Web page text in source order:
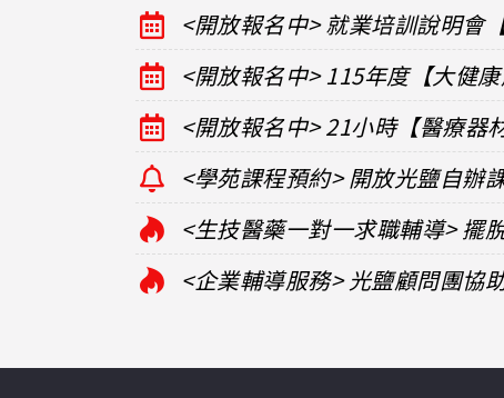
<開放報名中> 就業培訓說明會
<開放報名中> 115年度【大健
<開放報名中> 21小時【醫療器
<學苑課程預約> 開放光鹽自辦
<生技醫藥一對一求職輔導> 擺
<企業輔導服務> 光鹽顧問團協